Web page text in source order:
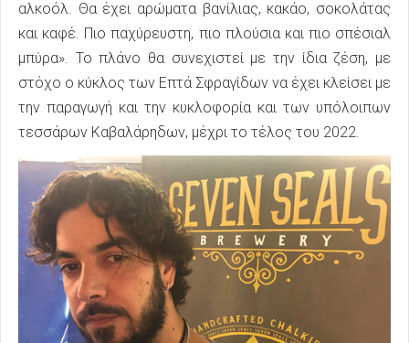
αλκοόλ. Θα έχει αρώματα βανίλιας, κακάο, σοκολάτας
και καφέ. Πιο παχύρευστη, πιο πλούσια και πιο σπέσιαλ
μπύρα». Το πλάνο θα συνεχιστεί με την ίδια ζέση, με
στόχο ο κύκλος των Επτά Σφραγίδων να έχει κλείσει με
την παραγωγή και την κυκλοφορία και των υπόλοιπων
τεσσάρων Καβαλάρηδων, μέχρι το τέλος του 2022.